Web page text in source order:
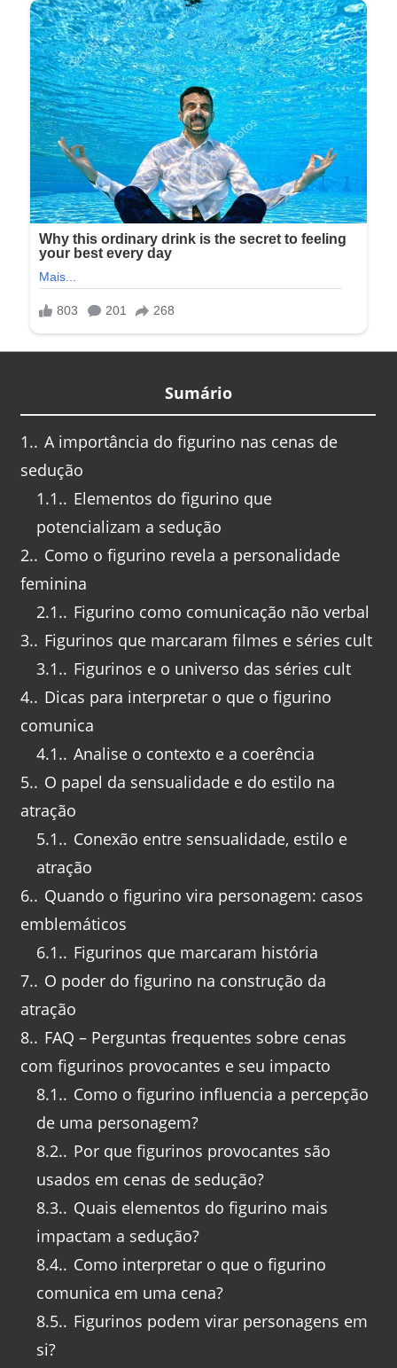
Sumário
1. A importância do figurino nas cenas de
sedução
1.1. Elementos do figurino que
potencializam a sedução
2. Como o figurino revela a personalidade
feminina
2.1. Figurino como comunicação não verbal
3. Figurinos que marcaram filmes e séries cult
3.1. Figurinos e o universo das séries cult
4. Dicas para interpretar o que o figurino
comunica
4.1. Analise o contexto e a coerência
5. O papel da sensualidade e do estilo na
atração
5.1. Conexão entre sensualidade, estilo e
atração
6. Quando o figurino vira personagem: casos
emblemáticos
6.1. Figurinos que marcaram história
7. O poder do figurino na construção da
atração
8. FAQ – Perguntas frequentes sobre cenas
com figurinos provocantes e seu impacto
8.1. Como o figurino influencia a percepção
de uma personagem?
8.2. Por que figurinos provocantes são
usados em cenas de sedução?
8.3. Quais elementos do figurino mais
impactam a sedução?
8.4. Como interpretar o que o figurino
comunica em uma cena?
8.5. Figurinos podem virar personagens em
si?